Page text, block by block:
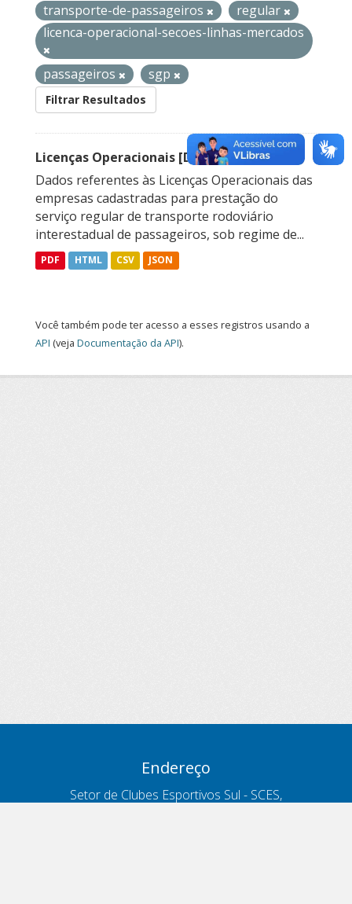
transporte-de-passageiros
regular
licenca-operacional-secoes-linhas-mercados
passageiros sgp
Filtrar Resultados
Licenças Operacionais [Descontinuado]
Dados referentes às Licenças Operacionais das
empresas cadastradas para prestação do
serviço regular de transporte rodoviário
interestadual de passageiros, sob regime de...
PDF HTML CSV JSON
Você também pode ter acesso a esses registros usando a
API (veja Documentação da API).
Endereço
Setor de Clubes Esportivos Sul - SCES,